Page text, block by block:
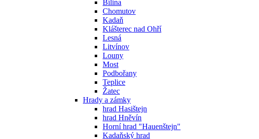
Bílina
Chomutov
Kadaň
Klášterec nad Ohří
Lesná
Litvínov
Louny
Most
Podbořany
Teplice
Žatec
Hrady a zámky
hrad Hasištejn
hrad Hněvín
Horní hrad "Hauenštejn"
Kadaňský hrad